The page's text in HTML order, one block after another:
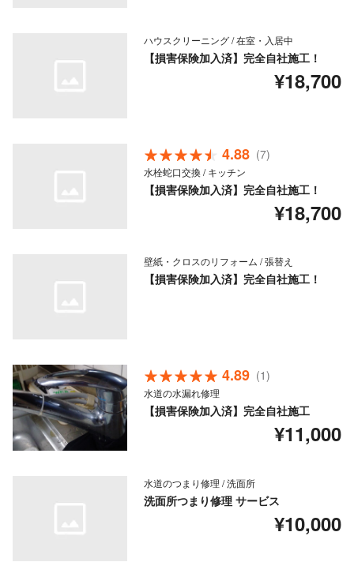
ハウスクリーニング / 在室・入居中
【損害保険加入済】完全自社施工！
¥18,700
4.88 (7)
水栓蛇口交換 / キッチン
【損害保険加入済】完全自社施工！
¥18,700
壁紙・クロスのリフォーム / 張替え
【損害保険加入済】完全自社施工！
4.89 (1)
水道の水漏れ修理
【損害保険加入済】完全自社施工
¥11,000
水道のつまり修理 / 洗面所
洗面所つまり修理 サービス
¥10,000